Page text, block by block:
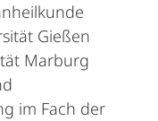
Gießen
Marburg
im Fach der